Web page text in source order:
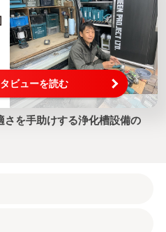
ビューを読む
を手助けする浄化槽設備の